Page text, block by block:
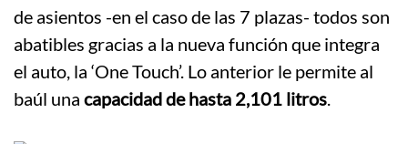
de asientos -en el caso de las 7 plazas- todos son
abatibles gracias a la nueva función que integra
el auto, la ‘One Touch’. Lo anterior le permite al
baúl una capacidad de hasta 2,101 litros.